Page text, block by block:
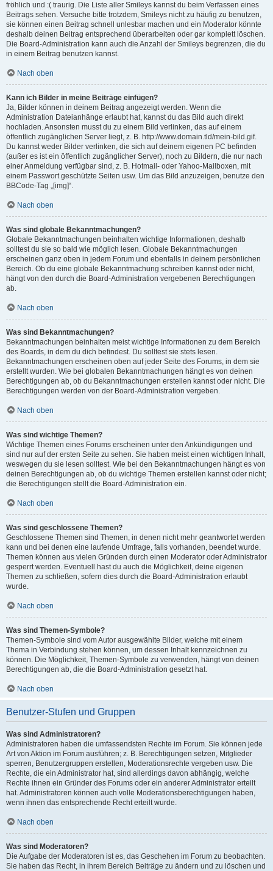
fröhlich und :( traurig. Die Liste aller Smileys kannst du beim Verfassen eines
Beitrags sehen. Versuche bitte trotzdem, Smileys nicht zu häufig zu benutzen,
sie können einen Beitrag schnell unlesbar machen und ein Moderator könnte
deshalb deinen Beitrag entsprechend überarbeiten oder gar komplett löschen.
Die Board-Administration kann auch die Anzahl der Smileys begrenzen, die du
in einem Beitrag benutzen kannst.
Nach oben
Kann ich Bilder in meine Beiträge einfügen?
Ja, Bilder können in deinem Beitrag angezeigt werden. Wenn die
Administration Dateianhänge erlaubt hat, kannst du das Bild auch direkt
hochladen. Ansonsten musst du zu einem Bild verlinken, das auf einem
öffentlich zugänglichen Server liegt, z. B. http://www.domain.tld/mein-bild.gif.
Du kannst weder Bilder verlinken, die sich auf deinem eigenen PC befinden
(außer es ist ein öffentlich zugänglicher Server), noch zu Bildern, die nur nach
einer Anmeldung verfügbar sind, z. B. Hotmail- oder Yahoo-Mailboxen, mit
einem Passwort geschützte Seiten usw. Um das Bild anzuzeigen, benutze den
BBCode-Tag „[img]“.
Nach oben
Was sind globale Bekanntmachungen?
Globale Bekanntmachungen beinhalten wichtige Informationen, deshalb
solltest du sie so bald wie möglich lesen. Globale Bekanntmachungen
erscheinen ganz oben in jedem Forum und ebenfalls in deinem persönlichen
Bereich. Ob du eine globale Bekanntmachung schreiben kannst oder nicht,
hängt von den durch die Board-Administration vergebenen Berechtigungen
ab.
Nach oben
Was sind Bekanntmachungen?
Bekanntmachungen beinhalten meist wichtige Informationen zu dem Bereich
des Boards, in dem du dich befindest. Du solltest sie stets lesen.
Bekanntmachungen erscheinen oben auf jeder Seite des Forums, in dem sie
erstellt wurden. Wie bei globalen Bekanntmachungen hängt es von deinen
Berechtigungen ab, ob du Bekanntmachungen erstellen kannst oder nicht. Die
Berechtigungen werden von der Board-Administration vergeben.
Nach oben
Was sind wichtige Themen?
Wichtige Themen eines Forums erscheinen unter den Ankündigungen und
sind nur auf der ersten Seite zu sehen. Sie haben meist einen wichtigen Inhalt,
weswegen du sie lesen solltest. Wie bei den Bekanntmachungen hängt es von
deinen Berechtigungen ab, ob du wichtige Themen erstellen kannst oder nicht;
die Berechtigungen stellt die Board-Administration ein.
Nach oben
Was sind geschlossene Themen?
Geschlossene Themen sind Themen, in denen nicht mehr geantwortet werden
kann und bei denen eine laufende Umfrage, falls vorhanden, beendet wurde.
Themen können aus vielen Gründen durch einen Moderator oder Administrator
gesperrt werden. Eventuell hast du auch die Möglichkeit, deine eigenen
Themen zu schließen, sofern dies durch die Board-Administration erlaubt
wurde.
Nach oben
Was sind Themen-Symbole?
Themen-Symbole sind vom Autor ausgewählte Bilder, welche mit einem
Thema in Verbindung stehen können, um dessen Inhalt kennzeichnen zu
können. Die Möglichkeit, Themen-Symbole zu verwenden, hängt von deinen
Berechtigungen ab, die die Board-Administration gesetzt hat.
Nach oben
Benutzer-Stufen und Gruppen
Was sind Administratoren?
Administratoren haben die umfassendsten Rechte im Forum. Sie können jede
Art von Aktion im Forum ausführen; z. B. Berechtigungen setzen, Mitglieder
sperren, Benutzergruppen erstellen, Moderationsrechte vergeben usw. Die
Rechte, die ein Administrator hat, sind allerdings davon abhängig, welche
Rechte ihnen ein Gründer des Forums oder ein anderer Administrator erteilt
hat. Administratoren können auch volle Moderationsberechtigungen haben,
wenn ihnen das entsprechende Recht erteilt wurde.
Nach oben
Was sind Moderatoren?
Die Aufgabe der Moderatoren ist es, das Geschehen im Forum zu beobachten.
Sie haben das Recht, in ihrem Bereich Beiträge zu ändern und zu löschen und